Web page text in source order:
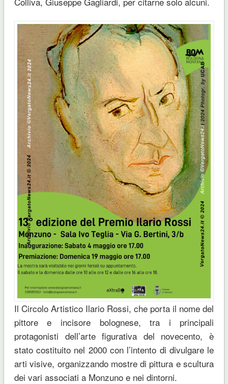
Il Circolo Artistico Ilario Rossi, che porta il nome del
pittore e incisore bolognese, tra i principali
protagonisti dell’arte figurativa del novecento, è
stato costituito nel 2000 con l’intento di divulgare le
arti visive, organizzando mostre di pittura e scultura
dei vari associati a Monzuno e nei dintorni.